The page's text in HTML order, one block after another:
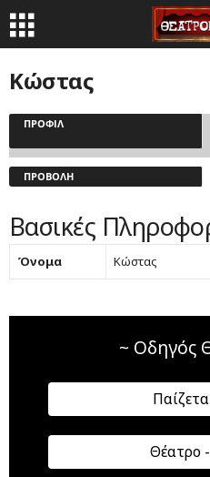
Κώστας
ΠΡΟΦΊΛ
ΠΡΟΒΟΛΉ
Βασικές
Όνομα Κώστας
~ Οδηγός
Θέατρο